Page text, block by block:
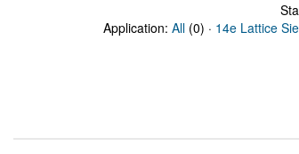
Application: All (0) · 14e Lattice